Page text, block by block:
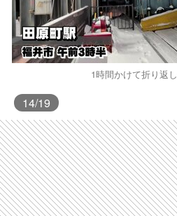
1時間かけて折り返
14/19